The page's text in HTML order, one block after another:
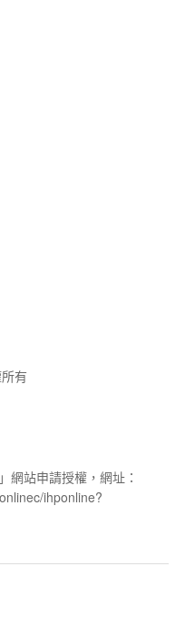
有
網站申請授權，網址：
ihponline?